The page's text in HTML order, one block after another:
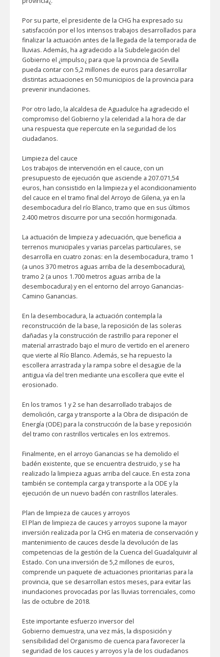
Por su parte, el presidente de la CHG ha expresado su
satisfacción por el los intensos trabajos desarrollados para
finalizar la actuación antes de la llegada de la temporada de
lluvias. Además, ha agradecido a la Subdelegación del
Gobierno el ¿impulso¿ para que la provincia de Sevilla
pueda contar con 5,2 millones de euros para desarrollar
distintas actuaciones en 50 municipios de la provincia para
prevenir inundaciones.
Por otro lado, la alcaldesa de Aguadulce ha agradecido el
compromiso del Gobierno y la celeridad a la hora de dar
una respuesta que repercute en la seguridad de los
ciudadanos.
Limpieza del cauce
Los trabajos de intervención en el cauce, con un
presupuesto de ejecución que asciende a 207.071,54
euros, han consistido en la limpieza y el acondicionamiento
del cauce en el tramo final del Arroyo de Gilena, ya en la
desembocadura del río Blanco, tramo que en sus últimos
2.400 metros discurre por una sección hormigonada.
La actuación de limpieza y adecuación, que beneficia a
terrenos municipales y varias parcelas particulares, se
desarrolla en cuatro zonas: en la desembocadura, tramo 1
(a unos 370 metros aguas arriba de la desembocadura),
tramo 2 (a unos 1.700 metros aguas arriba de la
desembocadura) y en el entorno del arroyo Ganancias-
Camino Ganancias.
En la desembocadura, la actuación contempla la
reconstrucción de la base, la reposición de las soleras
dañadas y la construcción de rastrillo para reponer el
material arrastrado bajo el muro de vertido en el arenero
que vierte al Río Blanco. Además, se ha repuesto la
escollera arrastrada y la rampa sobre el desagüe de la
antigua vía del tren mediante una escollera que evite el
erosionado.
En los tramos 1 y 2 se han desarrollado trabajos de
demolición, carga y transporte a la Obra de disipación de
Energía (ODE) para la construcción de la base y reposición
del tramo con rastrillos verticales en los extremos.
Finalmente, en el arroyo Ganancias se ha demolido el
badén existente, que se encuentra destruido, y se ha
realizado la limpieza aguas arriba del cauce. En esta zona
también se contempla carga y transporte a la ODE y la
ejecución de un nuevo badén con rastrillos laterales.
Plan de limpieza de cauces y arroyos
El Plan de limpieza de cauces y arroyos supone la mayor
inversión realizada por la CHG en materia de conservación y
mantenimiento de cauces desde la devolución de las
competencias de la gestión de la Cuenca del Guadalquivir al
Estado. Con una inversión de 5,2 millones de euros,
comprende un paquete de actuaciones prioritarias para la
provincia, que se desarrollan estos meses, para evitar las
inundaciones provocadas por las lluvias torrenciales, como
las de octubre de 2018.
Este importante esfuerzo inversor del
Gobierno demuestra, una vez más, la disposición y
sensibilidad del Organismo de cuenca para favorecer la
seguridad de los cauces y arroyos y la de los ciudadanos